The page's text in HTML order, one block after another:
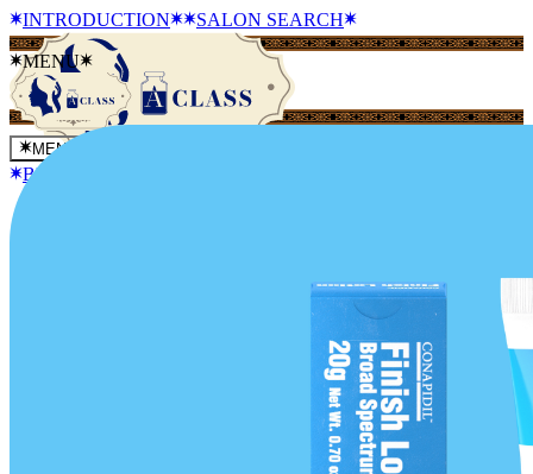
INTRODUCTION SALON SEARCH
BLOG
MENU
MENU